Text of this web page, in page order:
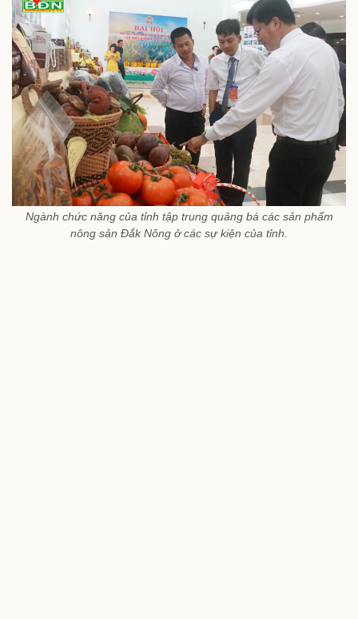
Ngành chức năng của tỉnh tập trung quảng bá các sản phẩm
nông sản Đắk Nông ở các sự kiện của tỉnh.